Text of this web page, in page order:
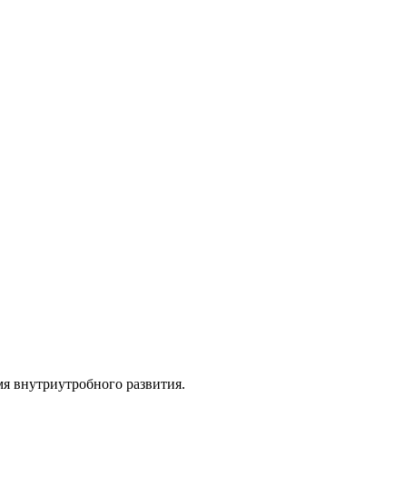
внутриутробного развития.